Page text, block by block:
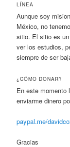
LÍNEA
Aunque soy
México, no
sitio. El sitio es
ver los estudios,
siempre de ser
¿CÓMO DONAR?
En este momento
enviarme dinero
paypal.me/
Gracias